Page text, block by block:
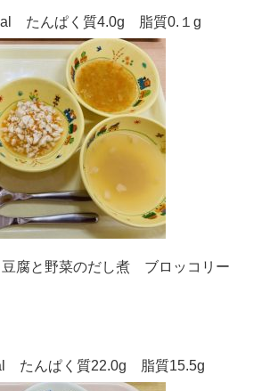
たんぱく質4.0g 脂質0.１g
と野菜のだし煮 ブロッコリー
たんぱく質22.0g 脂質15.5g